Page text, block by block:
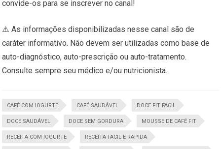
convide-os para se inscrever no canal!
⚠️ As informações disponibilizadas nesse canal são de
caráter informativo. Não devem ser utilizadas como base de
auto-diagnóstico, auto-prescrição ou auto-tratamento.
Consulte sempre seu médico e/ou nutricionista.
CAFÉ COM IOGURTE CAFÉ SAUDÁVEL DOCE FIT FACIL
DOCE SAUDÁVEL DOCE SEM GORDURA MOUSSE DE CAFÉ FIT
RECEITA COM IOGURTE RECEITA FACIL E RAPIDA